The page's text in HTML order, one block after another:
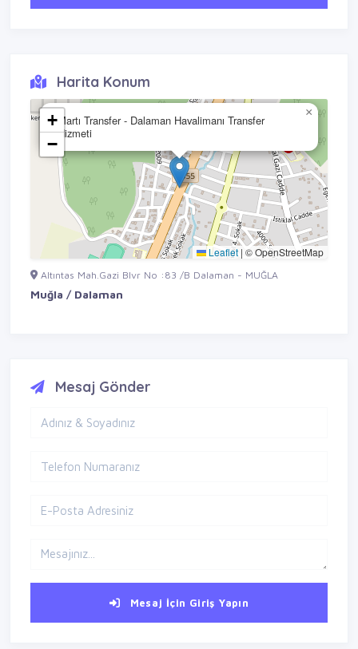
Harita Konum
Martı Transfer - Dalaman Havalimanı Transfer
Hizmeti
×
+
−
Leaflet | © OpenStreetMap
Altıntas Mah.Gazi Blvr No :83 /B Dalaman - MUĞLA
Muğla / Dalaman
Mesaj Gönder
Mesaj İçin Giriş Yapın